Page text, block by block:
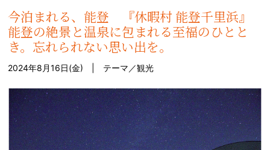
今泊まれる、能登 『休暇村 能登千里浜』
能登の絶景と温泉に包まれる至福のひとと
き。忘れられない思い出を。
2024年8月16日(金) | テーマ／観光